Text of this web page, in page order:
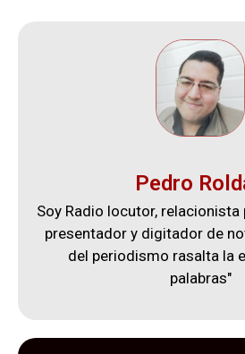
Pedro
Soy Radio locutor,
presentador y digitador de
del periodismo rasalta la
palabras"